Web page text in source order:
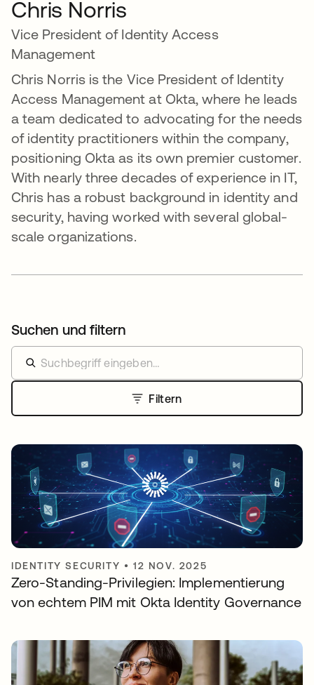
Chris Norris
Vice President of Identity Access
Management
Chris Norris is the Vice President of Identity
Access Management at Okta, where he leads
a team dedicated to advocating for the needs
of identity practitioners within the company,
positioning Okta as its own premier customer.
With nearly three decades of experience in IT,
Chris has a robust background in identity and
security, having worked with several global-
scale organizations.
Suchen und filtern
Filtern
IDENTITY SECURITY •12 NOV. 2025
Zero-Standing-Privilegien: Implementierung
von echtem PIM mit Okta Identity Governance